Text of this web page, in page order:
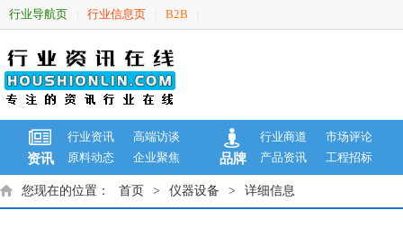
行业导航页 行业信息页 B2B
资讯
行业资讯
高端访谈
原料动态
企业聚焦 品牌
行业商道
市场评论
产品资讯
工程招标
您现在的位置： 首页 > 仪器设备 > 详细信息